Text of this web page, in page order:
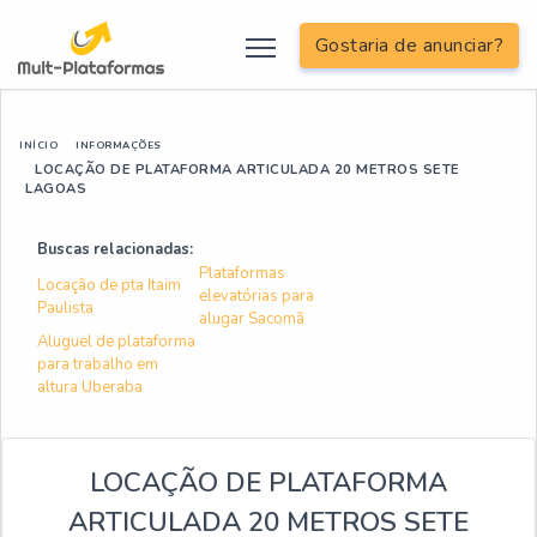
Gostaria de anunciar?
INÍCIO INFORMAÇÕES
LOCAÇÃO DE PLATAFORMA ARTICULADA 20 METROS SETE
LAGOAS
Buscas relacionadas:
Locação de pta Itaim
Paulista
Plataformas
elevatórias para
alugar Sacomã
Aluguel de plataforma
para trabalho em
altura Uberaba
LOCAÇÃO DE PLATAFORMA
ARTICULADA 20 METROS SETE